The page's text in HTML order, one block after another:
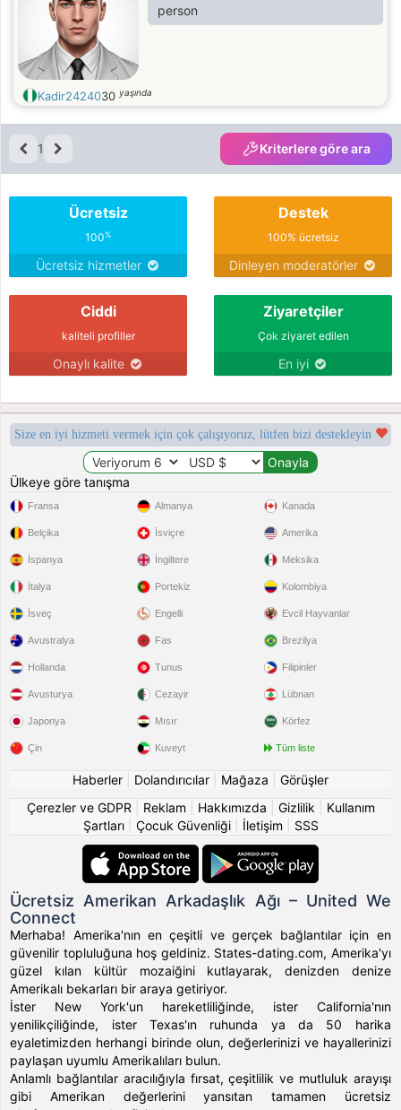
person
Kadir2424030 yaşında
1 Kriterlere göre ara
Ücretsiz
100%
Ücretsiz hizmetler
Destek
100% ücretsiz
Dinleyen moderatörler
Ciddi
kaliteli profiller
Onaylı kalite
Ziyaretçiler
Çok ziyaret edilen
En iyi
Size en iyi hizmeti vermek için çok çalışıyoruz, lütfen bizi destekleyin
Ülkeye göre tanışma
Fransa
Belçika
İspanya
İtalya
İsveç
Almanya
İsviçre
İngiltere
Portekiz
Engelli
Kanada
Amerika
Meksika
Kolombiya
Evcil Hayvanlar
Avustralya
Hollanda
Avusturya
Japonya
Çin
Fas
Tunus
Cezayir
Mısır
Kuveyt
Brezilya
Filipinler
Lübnan
Körfez
Tüm liste
Haberler Dolandırıcılar Mağaza
Görüşler
Çerezler ve GDPR
Reklam Hakkımızda Gizlilik
Kullanım
Şartları| Çocuk Güvenliği| İletişim SSS
Ücretsiz Amerikan Arkadaşlık Ağı – United We
Connect
Merhaba! Amerika'nın en çeşitli ve gerçek bağlantılar için en
güvenilir topluluğuna hoş geldiniz. States-dating.com, Amerika'yı
güzel kılan kültür mozaiğini kutlayarak, denizden denize
Amerikalı bekarları bir araya getiriyor.
İster New York'un hareketliliğinde, ister California'nın
yenilikçiliğinde, ister Texas'ın ruhunda ya da 50 harika
eyaletimizden herhangi birinde olun, değerlerinizi ve hayallerinizi
paylaşan uyumlu Amerikalıları bulun.
Anlamlı bağlantılar aracılığıyla fırsat, çeşitlilik ve mutluluk arayışı
gibi Amerikan değerlerini yansıtan tamamen ücretsiz